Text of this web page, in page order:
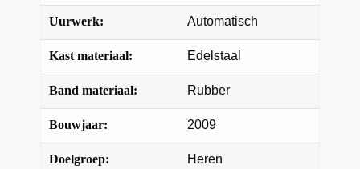
Uurwerk: Automatisch
Kast materiaal: Edelstaal
Band materiaal: Rubber
Bouwjaar: 2009
Doelgroep: Heren